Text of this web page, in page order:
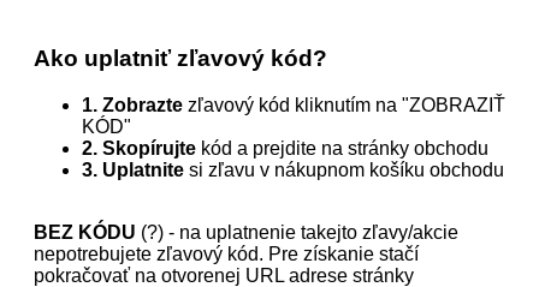
Ako uplatniť zľavový kód?
1. Zobrazte zľavový kód kliknutím na "ZOBRAZIŤ
KÓD"
2. Skopírujte kód a prejdite na stránky obchodu
3. Uplatnite si zľavu v nákupnom košíku obchodu
BEZ KÓDU (?) - na uplatnenie takejto zľavy/akcie
nepotrebujete zľavový kód. Pre získanie stačí
pokračovať na otvorenej URL adrese stránky